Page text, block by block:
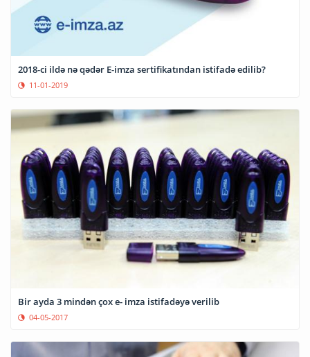
2018-ci ildə nə qədər E-imza sertifikatından istifadə edilib?
11-01-2019
Bir ayda 3 mindən çox e- imza istifadəyə verilib
04-05-2017